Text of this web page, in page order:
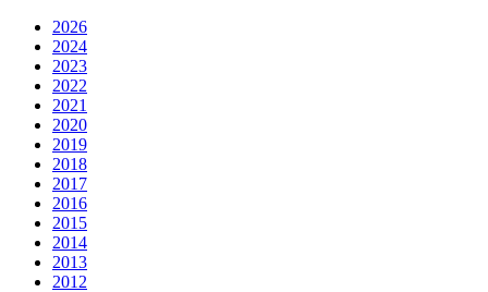
2026
2024
2023
2022
2021
2020
2019
2018
2017
2016
2015
2014
2013
2012